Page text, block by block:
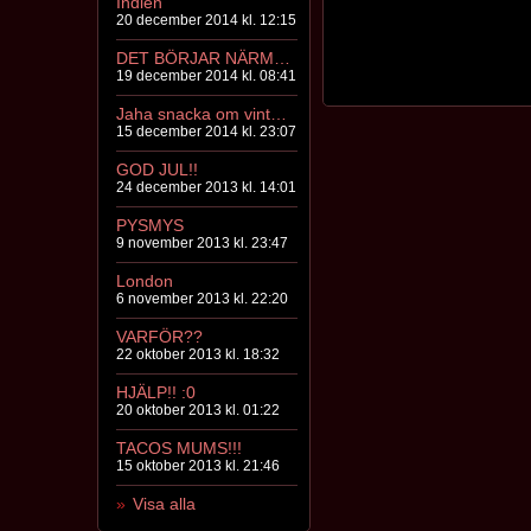
20 december 2014 kl. 12:15
19 december 2014 kl. 08:41
15 december 2014 kl. 23:07
GOD JUL!!
24 december 2013 kl. 14:01
PYSMYS
9 november 2013 kl. 23:47
London
6 november 2013 kl. 22:20
VARFÖR??
22 oktober 2013 kl. 18:32
HJÄLP!! :0
20 oktober 2013 kl. 01:22
TACOS MUMS!!!
15 oktober 2013 kl. 21:46
Visa alla